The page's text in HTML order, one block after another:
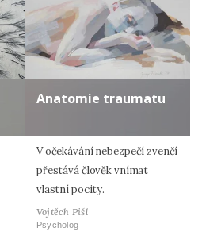
Anatomie traumatu
V očekávání nebezpečí zvenčí
přestává člověk vnímat
vlastní pocity.
Vojtěch Pišl
Psycholog